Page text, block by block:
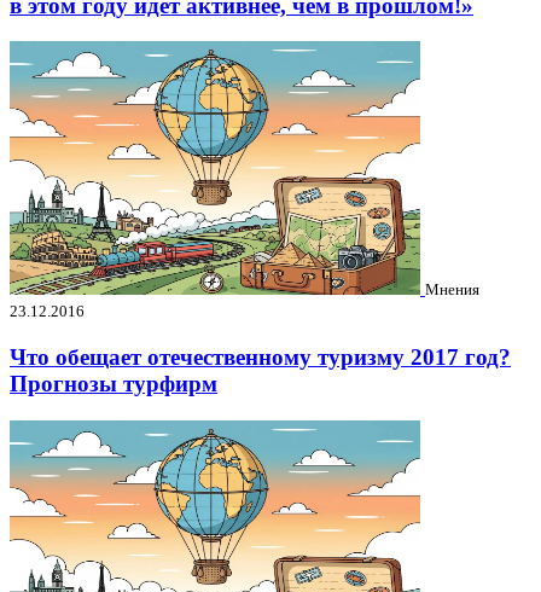
Мнения
23.12.2016
Что обещает отечественному туризму 2017 год?
Прогнозы турфирм